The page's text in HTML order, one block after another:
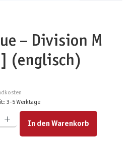
– Division M
(englisch)
3-5 Werktage
Wert ein oder benutze die Schaltflächen um die Anzahl zu
In den Warenkorb